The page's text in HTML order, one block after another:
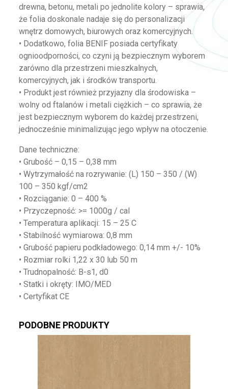
drewna, betonu, metali po jednolite kolory – sprawia,
że folia doskonale nadaje się do personalizacji
wnętrz domowych, biurowych oraz komercyjnych.
• Dodatkowo, folia BENIF posiada certyfikaty
ognioodporności, co czyni ją bezpiecznym wyborem
zarówno dla przestrzeni mieszkalnych,
komercyjnych, jak i środków transportu.
• Produkt jest również przyjazny dla środowiska –
wolny od ftalanów i metali ciężkich – co sprawia, że
jest bezpiecznym wyborem do każdej przestrzeni,
jednocześnie minimalizując jego wpływ na otoczenie.
Dane techniczne:
• Grubość – 0,15 – 0,38 mm
• Wytrzymałość na rozrywanie: (L) 150 – 350 / (W)
100 – 350 kgf/cm2
• Rozciąganie: 0 – 400 %
• Przyczepność: >= 1000g / cal
• Temperatura aplikacji: 15 – 25 C
• Stabilność wymiarowa: 0,8 mm
• Grubość papieru podkładowego: 0,14 mm +/- 10%
• Rozmiar rolki 1,22 x 30 lub 50 m
• Trudnopalność: B-s1, d0
• Statki i okręty: IMO/MED
• Certyfikat CE
PODOBNE PRODUKTY